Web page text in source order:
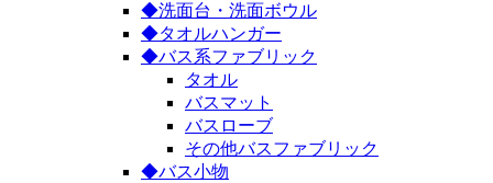
◆洗面台・洗面ボウル
◆タオルハンガー
◆バス系ファブリック
タオル
バスマット
バスローブ
その他バスファブリック
◆バス小物